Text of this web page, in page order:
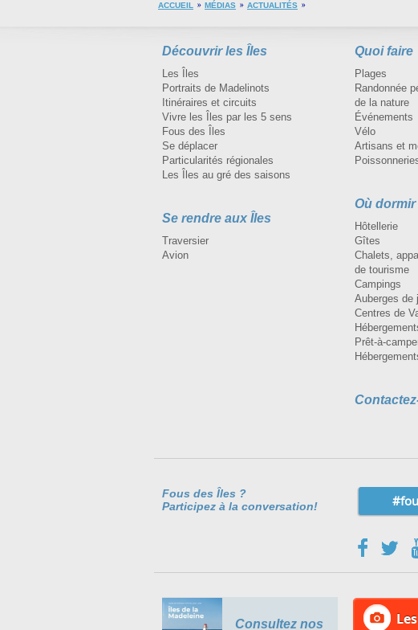
ACCUEIL MÉDIAS ACTUALITÉS
Découvrir les Îles
Les Îles
Portraits de Madelinots
Itinéraires et circuits
Vivre les Îles par les 5 sens
Fous des Îles
Se déplacer
Particularités régionales
Les Îles au gré des saisons
Se rendre aux Îles
Traversier
Avion
Quoi faire
Plages
Randonnée
de la nature
Événements
Vélo
Artisans et
Où dormir
Hôtellerie
Gîtes
Chalets,
de tourisme
Campings
Auberges de
Centres de
Prêt-à-
Fous des Îles ?
Participez à la conversation!
Consultez nos